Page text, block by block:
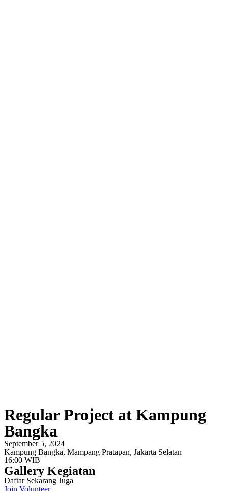
Regular Project at Kampung
Bangka
September 5, 2024
Kampung Bangka, Mampang Pratapan, Jakarta Selatan
16:00 WIB
Gallery Kegiatan
Daftar Sekarang Juga
Join Volunteer